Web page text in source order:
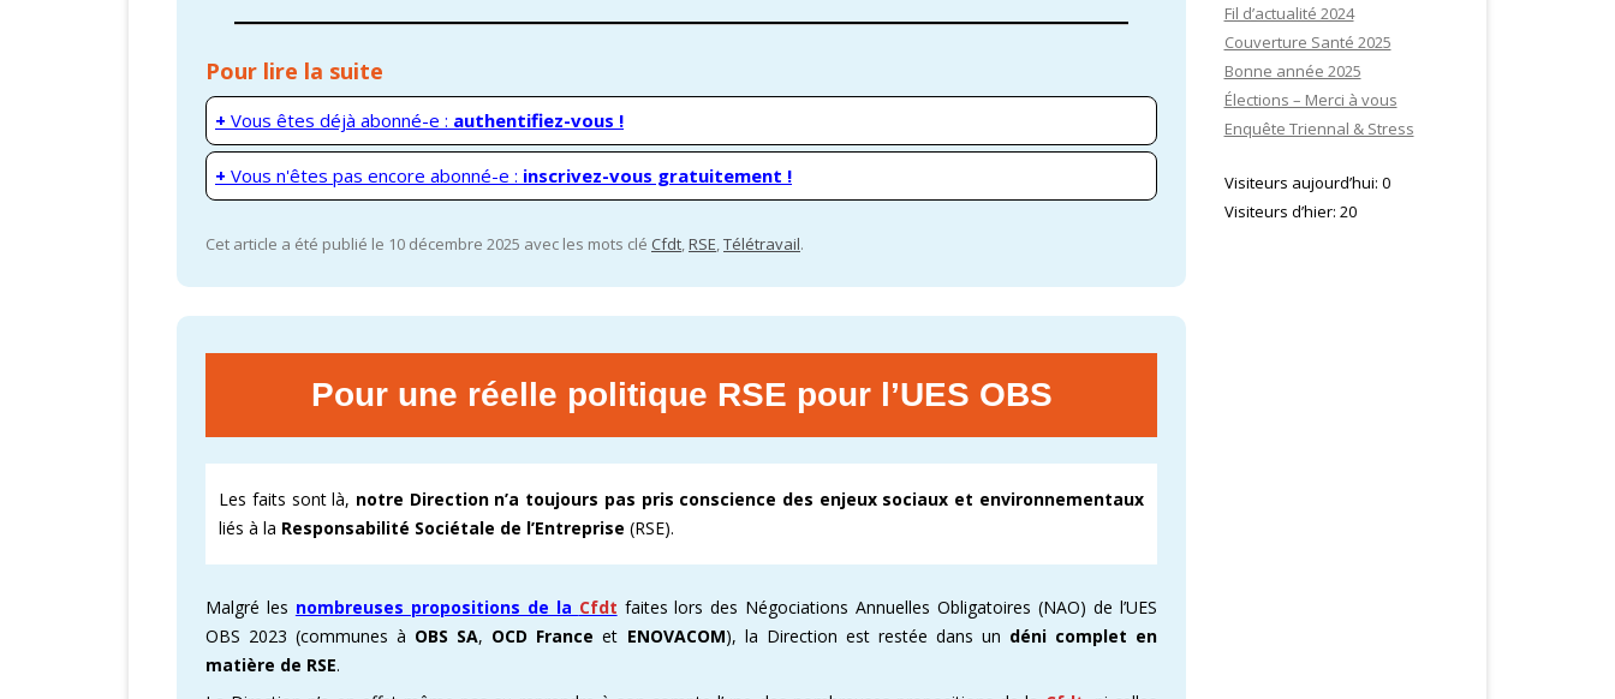
Pour lire la suite
+ Vous êtes déjà abonné-e : authentifiez-vous !
+ Vous n'êtes pas encore abonné-e : inscrivez-vous gratuitement !
Cet article a été publié le 10 décembre 2025 avec les mots clé Cfdt RSE Télétravail.
Pour une réelle politique RSE pour l’UES OBS
Les faits sont là, notre Direction n’a toujours pas pris conscience des enjeux sociaux et environnementaux
liés à la Responsabilité Sociétale de l’Entreprise (RSE).
Malgré les nombreuses propositions de la Cfdt faites lors des Négociations Annuelles Obligatoires (NAO) de l’UES
OBS 2023 (communes à OBS SA, OCD France et ENOVACOM), la Direction est restée dans un déni complet en
matière de RSE.
Fil d’actualité 2024
Couverture Santé 2025
Bonne année 2025
Élections – Merci à vous
Enquête Triennal & Stress
Visiteurs aujourd’hui: 0
Visiteurs d’hier: 20